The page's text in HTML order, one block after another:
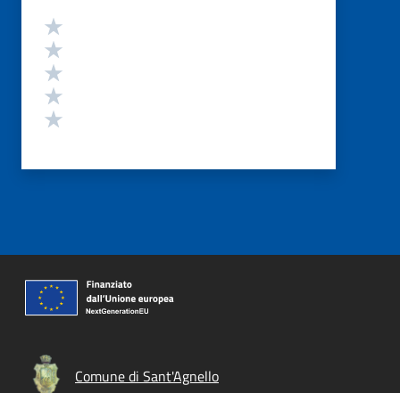
Valutazione
Comune di Sant'Agnello